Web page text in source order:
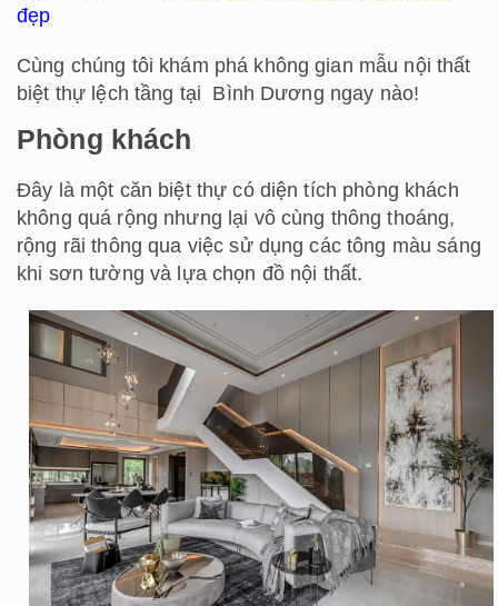
đẹp
Cùng chúng tôi khám phá không gian mẫu nội thất
biệt thự lệch tầng tại Bình Dương ngay nào!
Phòng khách
Đây là một căn biệt thự có diện tích phòng khách
không quá rộng nhưng lại vô cùng thông thoáng,
rộng rãi thông qua việc sử dụng các tông màu sáng
khi sơn tường và lựa chọn đồ nội thất.